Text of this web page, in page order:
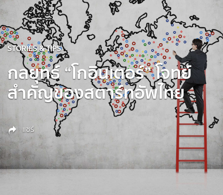
STORIES & TIPS
กลยุทธ์ “โกอินเตอร์” โจทย์
สำคัญของสตาร์ทอัพไทย
แชร์